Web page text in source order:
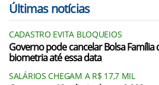
Últimas notícias
CADASTRO EVITA BLOQUEIOS
Governo pode cancelar Bolsa Família
biometria até essa data
SALÁRIOS CHEGAM A R$ 17,7 MIL